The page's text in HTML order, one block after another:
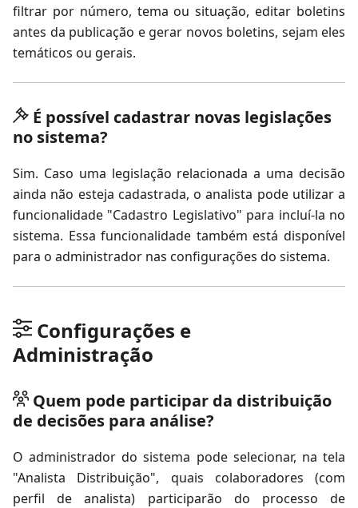
filtrar por número, tema ou situação, editar boletins
antes da publicação e gerar novos boletins, sejam eles
temáticos ou gerais.
É possível cadastrar novas legislações
no sistema?
Sim. Caso uma legislação relacionada a uma decisão
ainda não esteja cadastrada, o analista pode utilizar a
funcionalidade "Cadastro Legislativo" para incluí-la no
sistema. Essa funcionalidade também está disponível
para o administrador nas configurações do sistema.
Configurações e
Administração
Quem pode participar da distribuição
de decisões para análise?
O administrador do sistema pode selecionar, na tela
"Analista Distribuição", quais colaboradores (com
perfil de analista) participarão do processo de